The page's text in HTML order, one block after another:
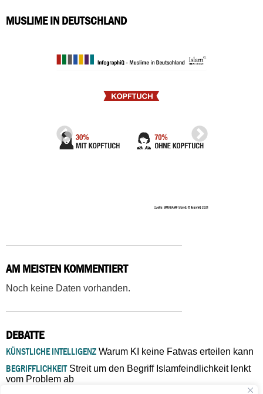
MUSLIME IN DEUTSCHLAND
AM MEISTEN KOMMENTIERT
Noch keine Daten vorhanden.
DEBATTE
KÜNSTLICHE INTELLIGENZ Warum KI keine Fatwas erteilen kann
BEGRIFFLICHKEITStreit um den Begriff Islamfeindlichkeit lenkt
vom Problem ab